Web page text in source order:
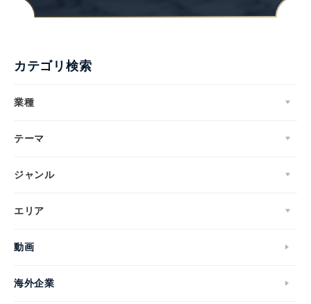
カテゴリ検索
業種
テーマ
ジャンル
エリア
動画
海外企業